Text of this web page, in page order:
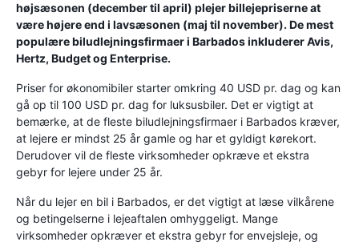
højsæsonen (december til april) plejer billejepriserne at
være højere end i lavsæsonen (maj til november). De mest
populære biludlejningsfirmaer i Barbados inkluderer Avis,
Hertz, Budget og Enterprise.
Priser for økonomibiler starter omkring 40 USD pr. dag og kan
gå op til 100 USD pr. dag for luksusbiler. Det er vigtigt at
bemærke, at de fleste biludlejningsfirmaer i Barbados kræver,
at lejere er mindst 25 år gamle og har et gyldigt kørekort.
Derudover vil de fleste virksomheder opkræve et ekstra
gebyr for lejere under 25 år.
Når du lejer en bil i Barbados, er det vigtigt at læse vilkårene
og betingelserne i lejeaftalen omhyggeligt. Mange
virksomheder opkræver et ekstra gebyr for envejsleje, og